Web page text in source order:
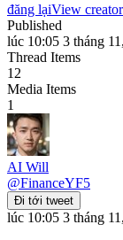
đăng lạiView
Published
lúc 10:05 3 tháng
Thread Items
12
Media Items
1
AI Will
@FinanceYF5
Đi tới tweet
lúc 10:05 3 tháng